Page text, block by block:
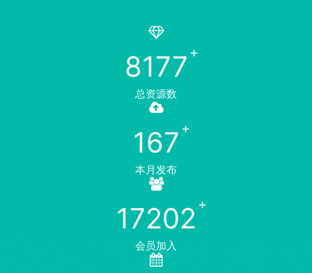
8177
总资源数
167
本月发布
17202
会员加入